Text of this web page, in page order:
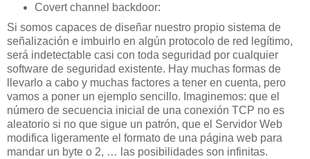
Covert channel backdoor:
Si somos capaces de diseñar nuestro propio sistema de
señalización e imbuirlo en algún protocolo de red legítimo,
será indetectable casi con toda seguridad por cualquier
software de seguridad existente. Hay muchas formas de
llevarlo a cabo y muchas factores a tener en cuenta, pero
vamos a poner un ejemplo sencillo. Imaginemos: que el
número de secuencia inicial de una conexión TCP no es
aleatorio si no que sigue un patrón, que el Servidor Web
modifica ligeramente el formato de una página web para
mandar un byte o 2, … las posibilidades son infinitas.